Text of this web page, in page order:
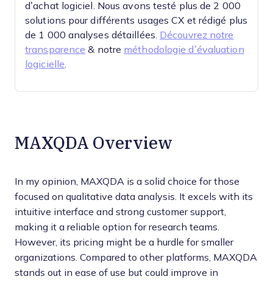
d’achat logiciel. Nous avons testé plus de 2 000
solutions pour différents usages CX et rédigé plus
de 1 000 analyses détaillées. Découvrez notre
transparence & notre méthodologie d’évaluation
logicielle
MAXQDA Overview
In my opinion, MAXQDA is a solid choice for those
focused on qualitative data analysis. It excels with its
intuitive interface and strong customer support,
making it a reliable option for research teams.
However, its pricing might be a hurdle for smaller
organizations. Compared to other platforms, MAXQDA
stands out in ease of use but could improve in